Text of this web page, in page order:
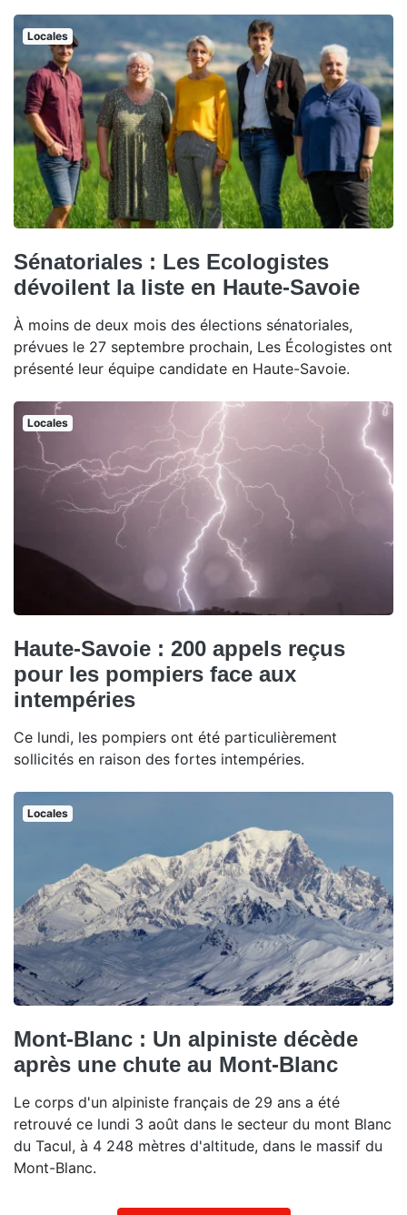
Locales
Sénatoriales : Les Ecologistes
dévoilent la liste en Haute-Savoie
À moins de deux mois des élections sénatoriales,
prévues le 27 septembre prochain, Les Écologistes ont
présenté leur équipe candidate en Haute-Savoie.
Locales
Haute-Savoie : 200 appels reçus
pour les pompiers face aux
intempéries
Ce lundi, les pompiers ont été particulièrement
sollicités en raison des fortes intempéries.
Locales
Mont-Blanc : Un alpiniste décède
après une chute au Mont-Blanc
Le corps d'un alpiniste français de 29 ans a été
retrouvé ce lundi 3 août dans le secteur du mont Blanc
du Tacul, à 4 248 mètres d'altitude, dans le massif du
Mont-Blanc.